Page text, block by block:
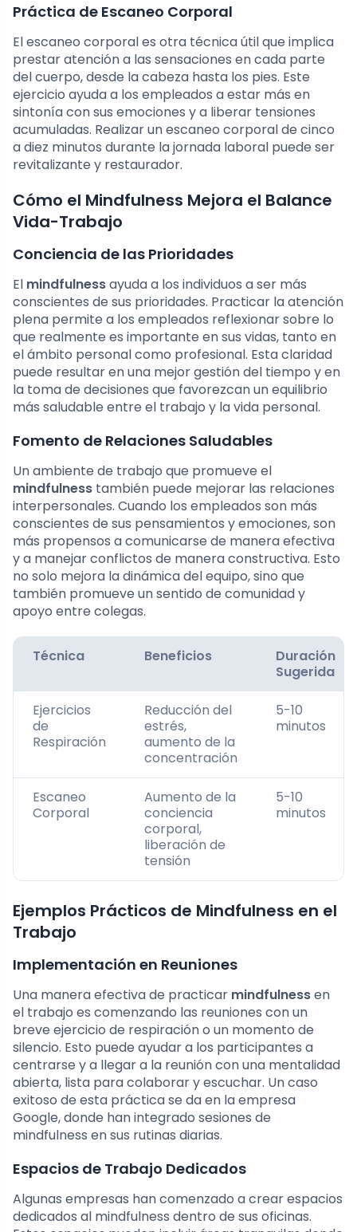
Práctica de Escaneo Corporal
El escaneo corporal es otra técnica útil que implica
prestar atención a las sensaciones en cada parte
del cuerpo, desde la cabeza hasta los pies. Este
ejercicio ayuda a los empleados a estar más en
sintonía con sus emociones y a liberar tensiones
acumuladas. Realizar un escaneo corporal de cinco
a diez minutos durante la jornada laboral puede ser
revitalizante y restaurador.
Cómo el Mindfulness Mejora el Balance
Vida-Trabajo
Conciencia de las Prioridades
El mindfulnessayuda a los individuos a ser más
conscientes de sus prioridades. Practicar la atención
plena permite a los empleados reflexionar sobre lo
que realmente es importante en sus vidas, tanto en
el ámbito personal como profesional. Esta claridad
puede resultar en una mejor gestión del tiempo y en
la toma de decisiones que favorezcan un equilibrio
más saludable entre el trabajo y la vida personal.
Fomento de Relaciones Saludables
Un ambiente de trabajo que promueve el
mindfulness también puede mejorar las relaciones
interpersonales. Cuando los empleados son más
conscientes de sus pensamientos y emociones, son
más propensos a comunicarse de manera efectiva
y a manejar conflictos de manera constructiva. Esto
no solo mejora la dinámica del equipo, sino que
también promueve un sentido de comunidad y
apoyo entre colegas.
Técnica Beneficios
Duración
Sugerida
Ejercicios
de
Respiración
Reducción del
estrés,
aumento de la
concentración
5-10
minutos
Escaneo
Corporal
Aumento de la
conciencia
corporal,
liberación de
tensión
5-10
minutos
Ejemplos Prácticos de Mindfulness en el
Trabajo
Implementación en Reuniones
Una manera efectiva de practicar mindfulnessen
el trabajo es comenzando las reuniones con un
breve ejercicio de respiración o un momento de
silencio. Esto puede ayudar a los participantes a
centrarse y a llegar a la reunión con una mentalidad
abierta, lista para colaborar y escuchar. Un caso
exitoso de esta práctica se da en la empresa
Google, donde han integrado sesiones de
mindfulness en sus rutinas diarias.
Espacios de Trabajo Dedicados
Algunas empresas han comenzado a crear espacios
dedicados al mindfulness dentro de sus oficinas.